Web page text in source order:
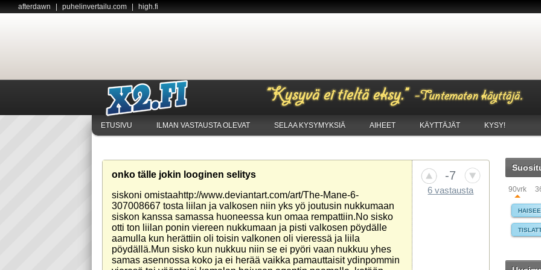
afterdawn puhelinvertailu.com high.fi
ETUSIVU ILMAN VASTAUSTA OLEVAT SELAA KYSYMYKSIÄ AIHEET KÄYTTÄJÄT KYSY!
onko tälle jokin looginen selitys
siskoni omistaahttp://www.deviantart.com/art/The-Mane-6-
307008667 tosta liilan ja valkosen niin yks yö joutusin nukkumaan
siskon kanssa samassa huoneessa kun omaa rempattiin.No sisko
otti ton liilan ponin viereen nukkumaan ja pisti valkosen pöydälle
aamulla kun herättiin oli toisin valkonen oli vieressä ja liila
pöydällä.Mun sisko kun nukkuu niin se ei pyöri vaan nukkuu yhes
samas asennossa koko ja ei herää vaikka pamauttaisit ydinpommin
-7
6 vastausta 90vrk
HAISEE